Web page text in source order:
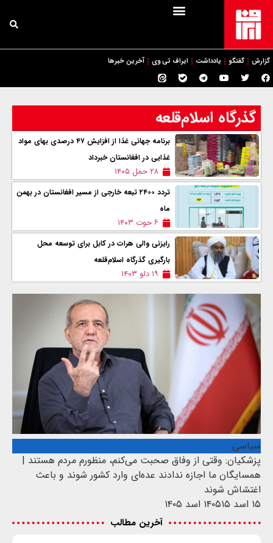
گزارش گفتگو یادداشت ایراف تی وی آخرین خبرها
گذرگاه اسلام‌قلعه
برنامه جهانی غذا از افزایش ۴۷ درصدی بهای مواد
غذایی در افغانستان خبرداد
۲۸ حمل ۱۴۰۵
تردد ۲۴۰۰ تبعه خارجی از مسیر افغانستان در بهمن
ماه
۶ حوت ۱۴۰۳
رایزنی والی هرات در کابل برای توسعه محل‌
بارگیری گذرگاه اسلام‌قلعه
۱۹ دلو ۱۴۰۳
سیاسی
پزشکیان: وقتی از وفاق صحبت می‌کنم، منظورم مردم هستند |
همسایگان ما اجازه ندادند عده‌ای وارد کشور شوند و باعث
اغتشاش شوند
۱۵ اسد ۱۴۰۵
۱۵ اسد ۱۴۰۵
آخرین مطالب